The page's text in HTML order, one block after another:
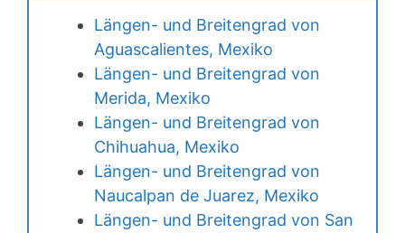
Längen- und Breitengrad von
Aguascalientes, Mexiko
Längen- und Breitengrad von
Merida, Mexiko
Längen- und Breitengrad von
Chihuahua, Mexiko
Längen- und Breitengrad von
Naucalpan de Juarez, Mexiko
Längen- und Breitengrad von San